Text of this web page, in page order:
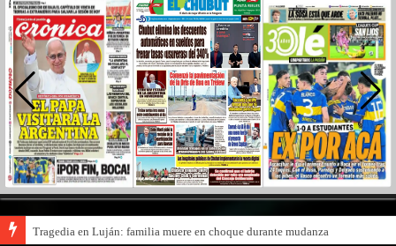
Tragedia en Luján: familia muere en choque durante mudanza